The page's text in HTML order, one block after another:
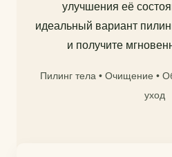
улучшения её
идеальный вариант
и получите
Пилинг тела • Очищение •
уход